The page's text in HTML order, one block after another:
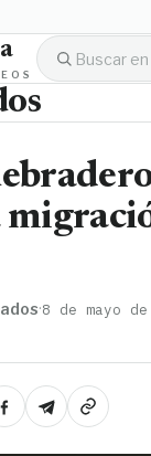
·8 de mayo de